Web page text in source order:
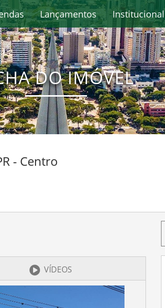
Lançamentos Institucional
DO IMÓVEL
- Centro
VÍDEOS